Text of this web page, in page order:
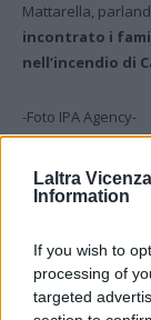
Laltra
Information
If you wish to
processing of
targeted
Mattarella,
incontrato i
nell’incendio di
-Foto IPA Agency-
(ITALPRESS).